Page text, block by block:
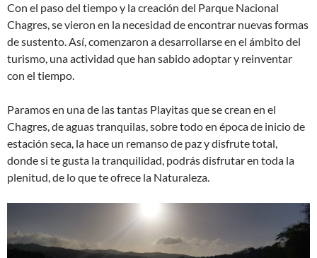
Con el paso del tiempo y la creación del Parque Nacional
Chagres, se vieron en la necesidad de encontrar nuevas formas
de sustento. Así, comenzaron a desarrollarse en el ámbito del
turismo, una actividad que han sabido adoptar y reinventar
con el tiempo.
Paramos en una de las tantas Playitas que se crean en el
Chagres, de aguas tranquilas, sobre todo en época de inicio de
estación seca, la hace un remanso de paz y disfrute total,
donde si te gusta la tranquilidad, podrás disfrutar en toda la
plenitud, de lo que te ofrece la Naturaleza.